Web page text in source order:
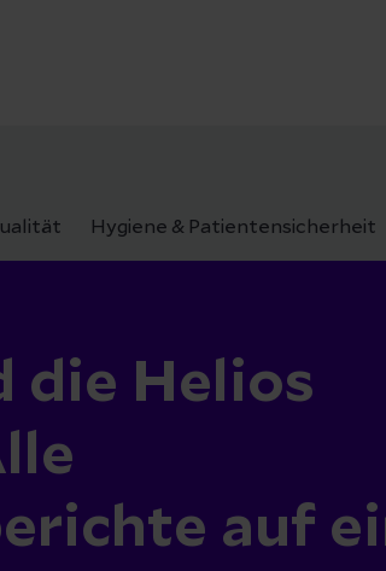
Hygiene & Patientensicherheit
die Helios
auf